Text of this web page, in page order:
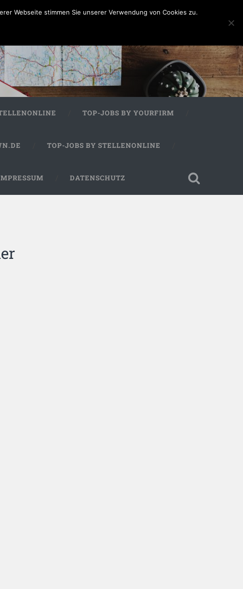
TOP-JOBS BY YOURFIRM
TOP-JOBS BY STELLENONLINE
DATENSCHUTZ
Webseite stimmen Sie unserer Verwendung von Cookies zu.